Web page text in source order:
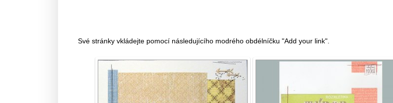
Své stránky vkládejte pomocí následujícího modrého obdélníčku "Add your link".